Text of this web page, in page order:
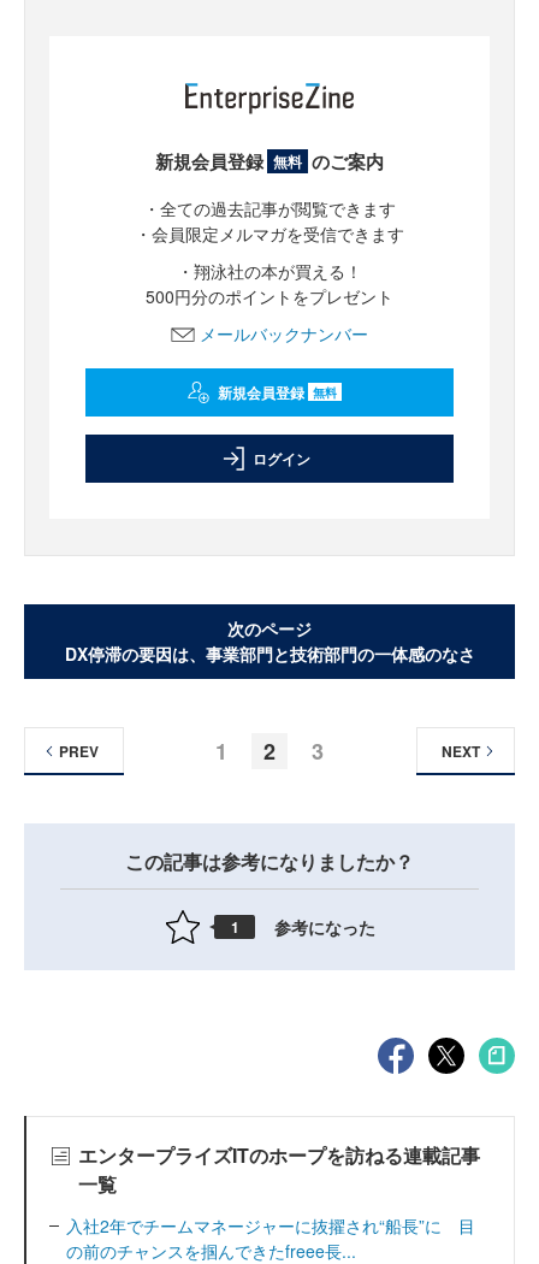
新規会員登録 無料 のご案内
・全ての過去記事が閲覧できます
・会員限定メルマガを受信できます
・翔泳社の本が買える！
500円分のポイントをプレゼント
メールバックナンバー
新規会員登録 無料
ログイン
次のページ
DX停滞の要因は、事業部門と技術部門の一体感のなさ
1 2 3
PREV NEXT
この記事は参考になりましたか？
1 参考になった
エンタープライズITのホープを訪ねる連載記事
一覧
入社2年でチームマネージャーに抜擢され“船長”に 目
の前のチャンスを掴んできたfreee長...